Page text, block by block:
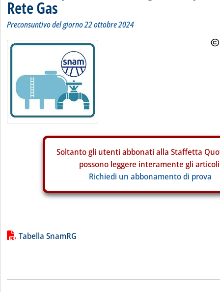
Rete Gas
Preconsuntivo del giorno 22 ottobre 2024
Soltanto gli utenti abbonati alla Staffetta
possono leggere interamente gli
Richiedi un abbonamento di prova
Lista allegati PDF alla notizia
Tabella SnamRG